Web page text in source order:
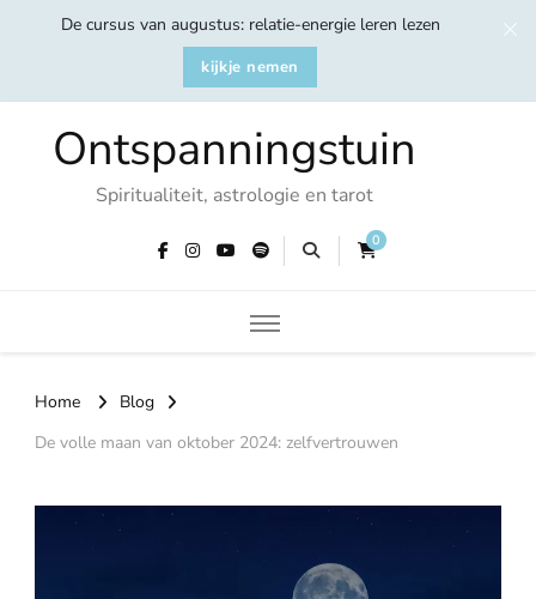
De cursus van augustus: relatie-energie leren lezen
kijkje nemen
Ontspanningstuin
Spiritualiteit, astrologie en tarot
0
Home
Blog
De volle maan van oktober 2024: zelfvertrouwen